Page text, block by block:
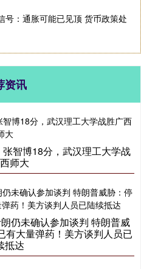
号：通胀可能已见顶 货币政策处
资讯
智博18分，武汉理工大学战
师大
仍未确认参加谈判 特朗普威
有大量弹药！美方谈判人员已
抵达